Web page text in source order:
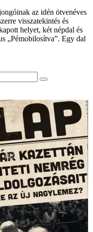
az idén ötvenéves
visszatekintés és
helyet, két népdal és
„Pémobilosítva”. Egy dal